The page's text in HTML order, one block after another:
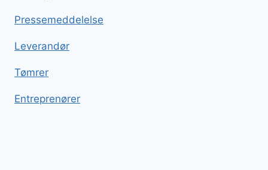
Pressemeddelelse
Leverandør
Tømrer
Entreprenører